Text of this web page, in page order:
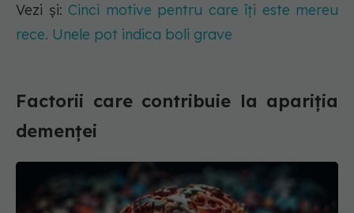
Vezi și: Cinci motive pentru care îți este mereu
rece. Unele pot indica boli grave
Factorii care contribuie la apariția
demenței